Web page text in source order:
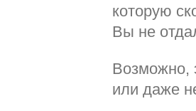
которую
Вы не
Возможно,
или даже